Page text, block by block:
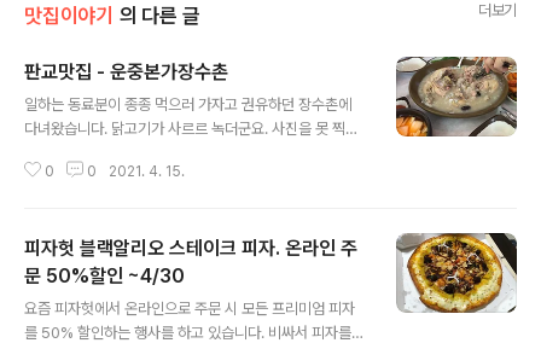
맛집이야기 의 다른 글 더보기
판교맛집 - 운중본가장수촌
일하는 동료분이 종종 먹으러 가자고 권유하던 장수촌에
다녀왔습니다. 닭고기가 사르르 녹더군요. 사진을 못 찍었
다. 갓김치에 대해서 많이 적혀 있던데 사실 저는 반찬은 잘
맛집으로 소개해 줄 만하더군요. 다음에 가족들과 한 번 더
방문해 봐야겠습니다. 조리 시간이 좀 걸리니 도착하기 10
분 정도 전에 전화로 예약해 두고 가면 좀 더 빨리 먹을 수
있습니다. 운중본가장수촌 경기 성남시 분당구 석운로 42
0 0 2021. 4. 15.
피자헛 블랙알리오 스테이크 피자. 온라인 주
문 50%할인 ~4/30
요즘 피자헛에서 온라인으로 주문 시 모든 프리미엄 피자
를 50% 할인하는 행사를 하고 있습니다. 비싸서 피자를